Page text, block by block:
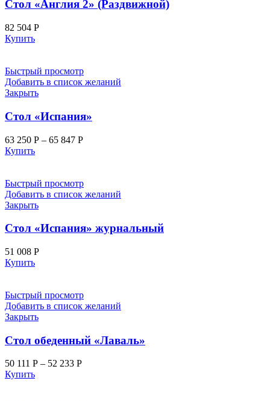
Стол «Англия 2» (Раздвижной)
82 504 Р
Купить
Быстрый просмотр
Добавить в список желаний
Закрыть
Стол «Испания»
63 250 Р – 65 847 Р
Купить
Быстрый просмотр
Добавить в список желаний
Закрыть
Стол «Испания» журнальный
51 008 Р
Купить
Быстрый просмотр
Добавить в список желаний
Закрыть
Стол обеденный «Лаваль»
50 111 Р – 52 233 Р
Купить